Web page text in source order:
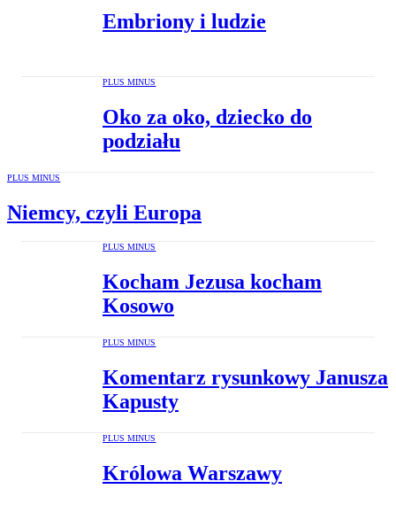
Embriony i ludzie
PLUS MINUS
Oko za oko, dziecko do
podziału
PLUS MINUS
Niemcy, czyli Europa
PLUS MINUS
Kocham Jezusa kocham
Kosowo
PLUS MINUS
Komentarz rysunkowy Janusza
Kapusty
PLUS MINUS
Królowa Warszawy